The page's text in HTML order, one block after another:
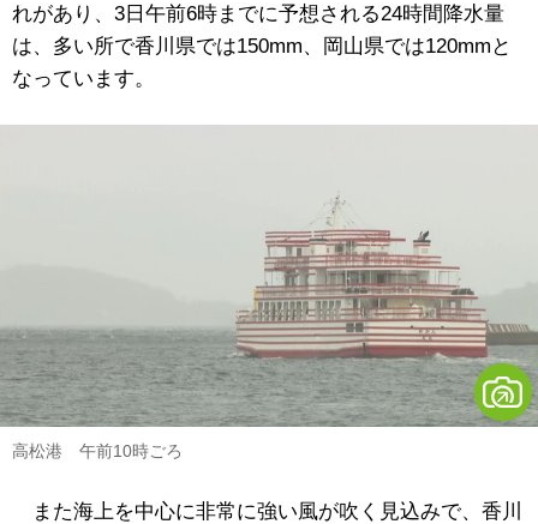
れがあり、3日午前6時までに予想される24時間降水量
は、多い所で香川県では150mm、岡山県では120mmと
なっています。
高松港 午前10時ごろ
また海上を中心に非常に強い風が吹く見込みで、香川